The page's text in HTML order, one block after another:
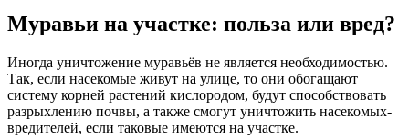
Муравьи на участке: польза или вред?
Иногда уничтожение муравьёв не является необходимостью.
Так, если насекомые живут на улице, то они обогащают
систему корней растений кислородом, будут способствовать
разрыхлению почвы, а также смогут уничтожить насекомых-
вредителей, если таковые имеются на участке.